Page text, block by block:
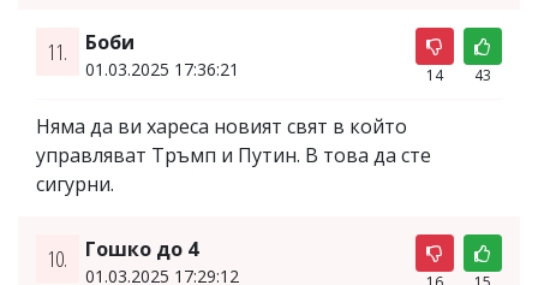
11. Боби
01.03.2025 17:36:21 14 43
Няма да ви хареса новият свят в който
управляват Тръмп и Путин. В това да сте
сигурни.
10. Гошко до 4
01.03.2025 17:29:12